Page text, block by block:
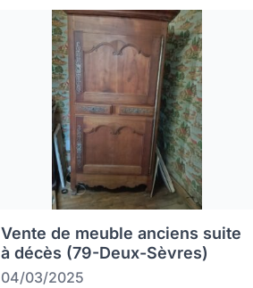
Vente de meuble anciens suite
à décès (79-Deux-Sèvres)
04/03/2025